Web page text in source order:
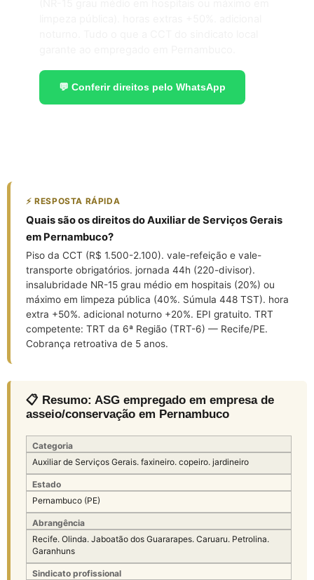
💬 Conferir direitos pelo WhatsApp
⚡ RESPOSTA RÁPIDA
Quais são os direitos do Auxiliar de Serviços Gerais
em Pernambuco?
Piso da CCT (R$ 1.500-2.100). vale-refeição e vale-
transporte obrigatórios. jornada 44h (220-divisor).
insalubridade NR-15 grau médio em hospitais (20%) ou
máximo em limpeza pública (40%. Súmula 448 TST). hora
extra +50%. adicional noturno +20%. EPI gratuito. TRT
competente: TRT da 6ª Região (TRT-6) — Recife/PE.
Cobrança retroativa de 5 anos.
📋 Resumo: ASG empregado em empresa de
asseio/conservação em Pernambuco
Categoria
Auxiliar de Serviços Gerais. faxineiro. copeiro. jardineiro
Estado
Pernambuco (PE)
Abrangência
Recife. Olinda. Jaboatão dos Guararapes. Caruaru. Petrolina.
Garanhuns
Sindicato profissional